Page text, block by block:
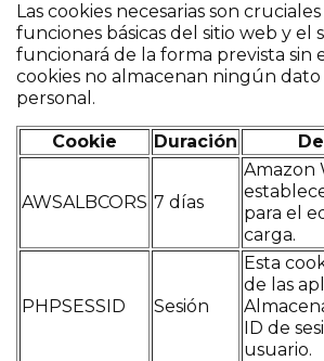
Las cookies necesarias son
funciones básicas del sitio web y el
funcionará de la forma prevista sin
cookies no almacenan ningún
personal.
Cookie Duración
AWSALBCORS 7 días
Amazon
para el
carga.
PHPSESSID Sesión
Esta
de las
ID de
usuario.